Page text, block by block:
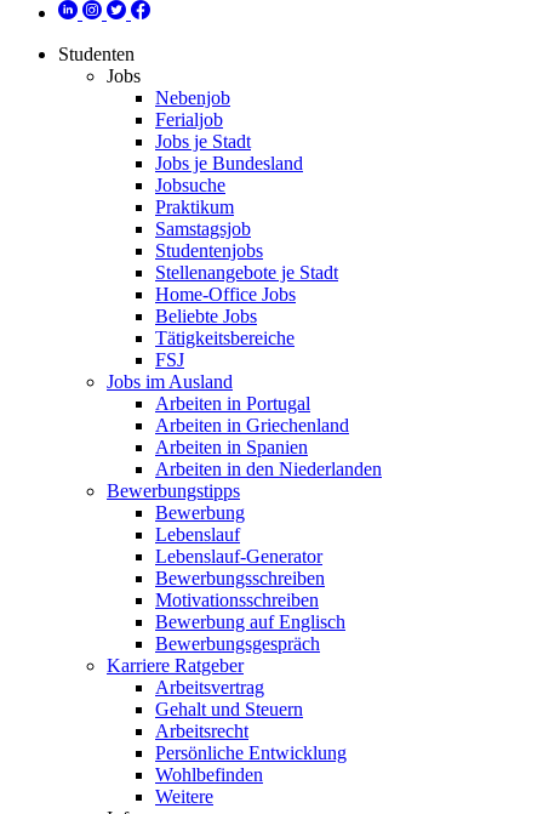
Studenten
Jobs
Nebenjob
Ferialjob
Jobs je Stadt
Jobs je Bundesland
Jobsuche
Praktikum
Samstagsjob
Studentenjobs
Stellenangebote je Stadt
Home-Office Jobs
Beliebte Jobs
Tätigkeitsbereiche
FSJ
Jobs im Ausland
Arbeiten in Portugal
Arbeiten in Griechenland
Arbeiten in Spanien
Arbeiten in den Niederlanden
Bewerbungstipps
Bewerbung
Lebenslauf
Lebenslauf-Generator
Bewerbungsschreiben
Motivationsschreiben
Bewerbung auf Englisch
Bewerbungsgespräch
Karriere Ratgeber
Arbeitsvertrag
Gehalt und Steuern
Arbeitsrecht
Persönliche Entwicklung
Wohlbefinden
Weitere